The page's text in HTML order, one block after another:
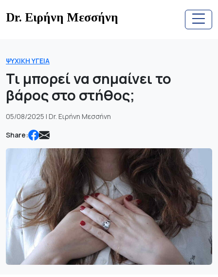
toDr. Ειρήνη Μεσσήνη
ΨΥΧΙΚΉ ΥΓΕΊΑ
Τι μπορεί να σημαίνει το
βάρος στο στήθος;
05/08/2025 | Dr. Ειρήνη Μεσσήνη
Share: